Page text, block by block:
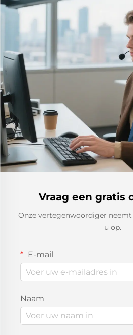
Vraag een gratis
Onze vertegenwoordiger
u op.
E-mail
Naam